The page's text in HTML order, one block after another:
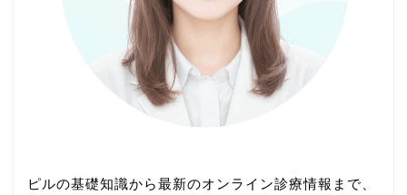
ピルの基礎知識から最新のオンライン診療情報まで、